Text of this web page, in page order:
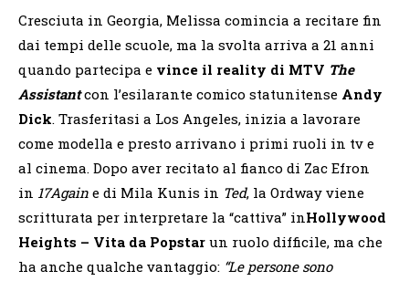
Cresciuta in Georgia, Melissa comincia a recitare fin
dai tempi delle scuole, ma la svolta arriva a 21 anni
quando partecipa e vince il reality di MTV The
Assistantcon l’esilarante comico statunitense Andy
Dick. Trasferitasi a Los Angeles, inizia a lavorare
come modella e presto arrivano i primi ruoli in tv e
al cinema. Dopo aver recitato al fianco di Zac Efron
in 17Again e di Mila Kunis in Ted, la Ordway viene
scritturata per interpretare la “cattiva” inHollywood
Heights – Vita da Popstar un ruolo difficile, ma che
ha anche qualche vantaggio: “Le persone sono